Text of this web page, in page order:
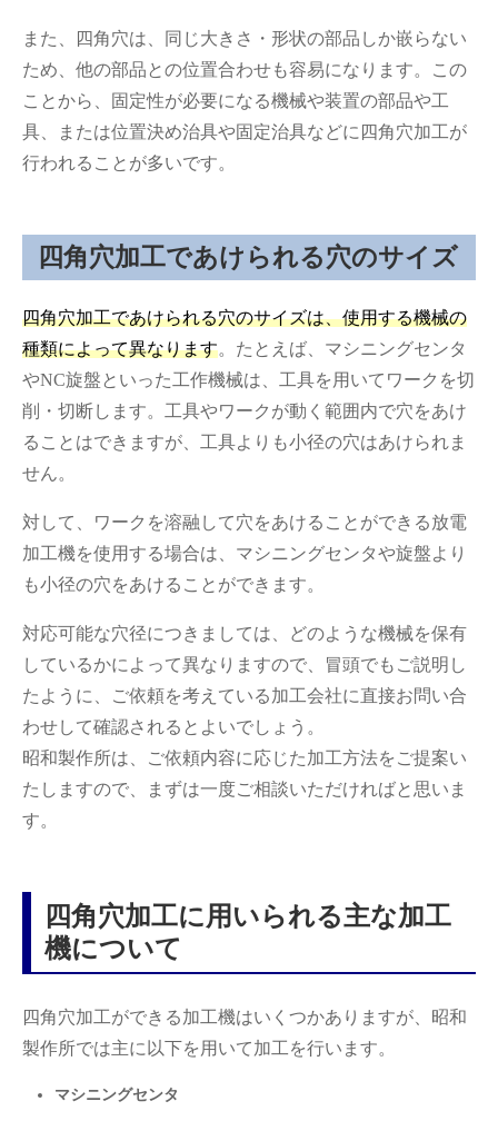
また、四角穴は、同じ大きさ・形状の部品しか嵌らない
ため、他の部品との位置合わせも容易になります。この
ことから、固定性が必要になる機械や装置の部品や工
具、または位置決め治具や固定治具などに四角穴加工が
行われることが多いです。
四角穴加工であけられる穴のサイズ
四角穴加工であけられる穴のサイズは、使用する機械の
種類によって異なります。たとえば、マシニングセンタ
やNC旋盤といった工作機械は、工具を用いてワークを切
削・切断します。工具やワークが動く範囲内で穴をあけ
ることはできますが、工具よりも小径の穴はあけられま
せん。
対して、ワークを溶融して穴をあけることができる放電
加工機を使用する場合は、マシニングセンタや旋盤より
も小径の穴をあけることができます。
対応可能な穴径につきましては、どのような機械を保有
しているかによって異なりますので、冒頭でもご説明し
たように、ご依頼を考えている加工会社に直接お問い合
わせして確認されるとよいでしょう。
昭和製作所は、ご依頼内容に応じた加工方法をご提案い
たしますので、まずは一度ご相談いただければと思いま
す。
四角穴加工に用いられる主な加工
機について
四角穴加工ができる加工機はいくつかありますが、昭和
製作所では主に以下を用いて加工を行います。
マシニングセンタ